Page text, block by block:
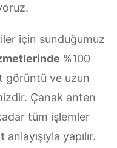
için sunduğumuz
%100
görüntü ve uzun
Çanak anten
tüm işlemler
anlayışıyla yapılır.